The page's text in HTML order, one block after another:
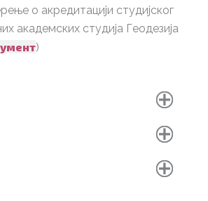
о акредитацији студијског
академских студија Геодезија
)